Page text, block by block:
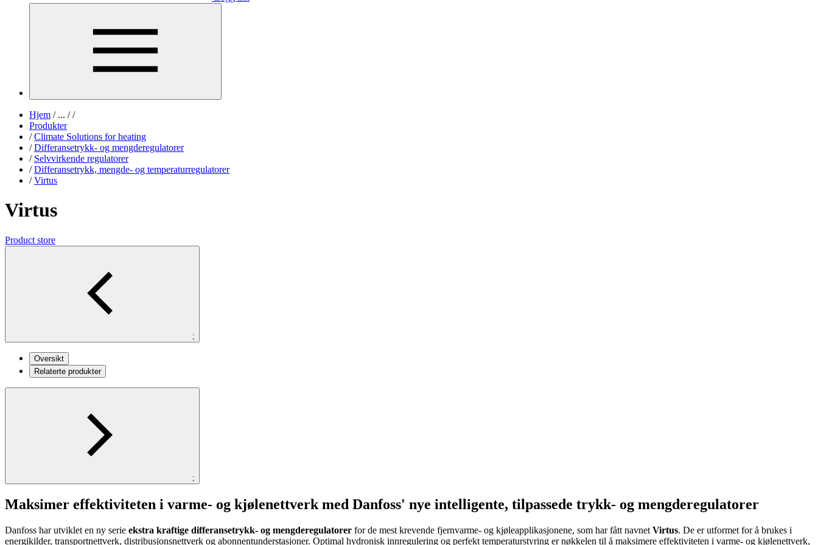
Hjem /... / /
Produkter
/ Climate Solutions for heating
/ Differansetrykk- og mengderegulatorer
/ Selvvirkende regulatorer
/ Differansetrykk, mengde- og temperaturregulatorer
/ Virtus
Virtus
Product store
;
Oversikt
Relaterte produkter
;
Maksimer effektiviteten i varme- og kjølenettverk med Danfoss' nye intelligente, tilpassede trykk- og mengderegulatorer
Danfoss har utviklet en ny serie ekstra kraftige differansetrykk- og mengderegulatorer for de mest krevende fjernvarme- og kjøleapplikasjonene, som har fått navnet Virtus. De er utformet for å brukes i
energikilder, transportnettverk, distribusjonsnettverk og abonnentunderstasjoner. Optimal hydronisk innregulering og perfekt temperaturstyring er nøkkelen til å maksimere effektiviteten i varme- og kjølenettverk,